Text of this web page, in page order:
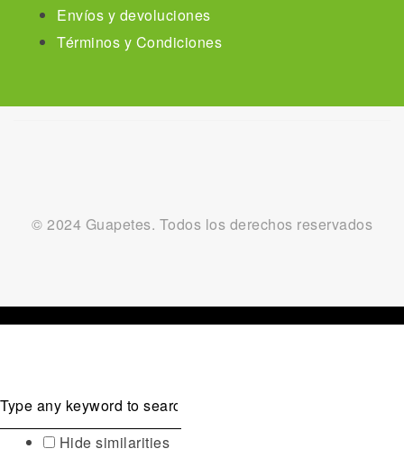
Envíos y devoluciones
Términos y Condiciones
© 2024 Guapetes. Todos los derechos reservados
Hide similarities